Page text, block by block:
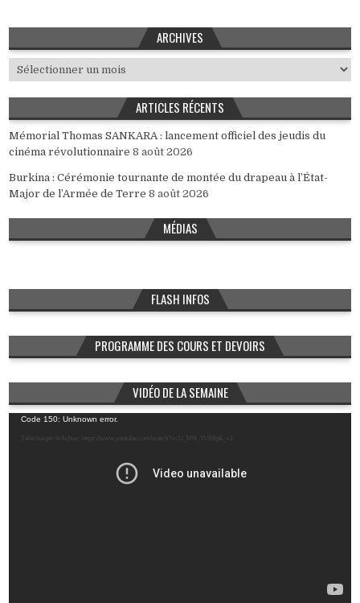
ARCHIVES
Archives
ARTICLES RÉCENTS
Mémorial Thomas SANKARA : lancement officiel des jeudis du
cinéma révolutionnaire 8 août 2026
Burkina : Cérémonie tournante de montée du drapeau à l’État-
Major de l’Armée de Terre 8 août 2026
MÉDIAS
FLASH INFOS
PROGRAMME DES COURS ET DEVOIRS
VIDÉO DE LA SEMAINE
Lecteur
vidéo
Code 150: Unknown error.
Télécharger le fichier: https://www.youtube.com/watch?v=U_MN_YL99Ig&_=1